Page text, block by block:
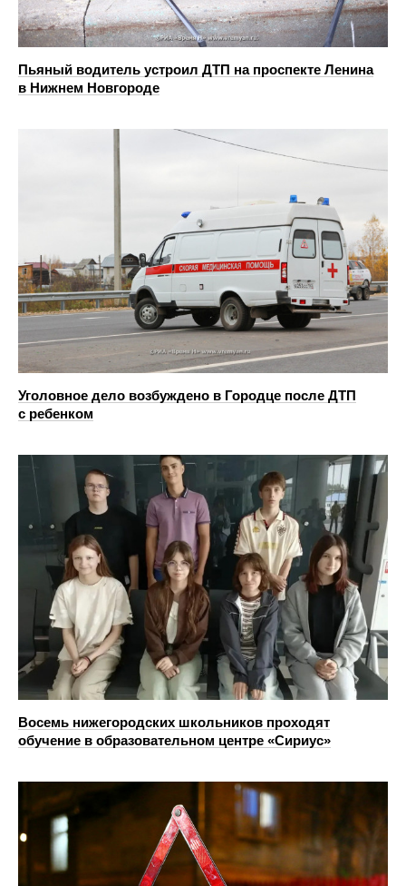
Пьяный водитель устроил ДТП на проспекте Ленина
в Нижнем Новгороде
Уголовное дело возбуждено в Городце после ДТП
с ребенком
Восемь нижегородских школьников проходят
обучение в образовательном центре «Сириус»